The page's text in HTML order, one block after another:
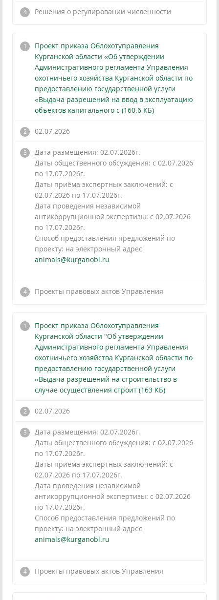
Решения о регулировании численности
Проект приказа Облохотуправления
Курганской области «Об утверждении
Административного регламента Управления
охотничьего хозяйства Курганской области по
предоставлению государственной услуги
«Выдача разрешений на ввод в эксплуатацию
объектов капитального с (160.6 КБ)
02.07.2026
Дата размещения: 02.07.2026г.
Даты общественного обсуждения: с 02.07.2026
по 17.07.2026г.
Даты приёма экспертных заключений: с
02.07.2026 по 17.07.2026г.
Дата проведения независимой
антикоррупционной экспертизы: с 02.07.2026
по 17.07.2026г.
Способ предоставления предложений по
проекту: на электронный адрес
animals@kurganobl.ru
Проекты правовых актов Управления
Проект приказа Облохотуправления
Курганской области "Об утверждении
Административного регламента Управления
охотничьего хозяйства Курганской области по
предоставлению государственной услуги
«Выдача разрешений на строительство в
случае осуществления строит (163 КБ)
02.07.2026
Дата размещения: 02.07.2026г.
Даты общественного обсуждения: с 02.07.2026
по 17.07.2026г.
Даты приёма экспертных заключений: с
02.07.2026 по 17.07.2026г.
Дата проведения независимой
антикоррупционной экспертизы: с 02.07.2026
по 17.07.2026г.
Способ предоставления предложений по
проекту: на электронный адрес
animals@kurganobl.ru
Проекты правовых актов Управления